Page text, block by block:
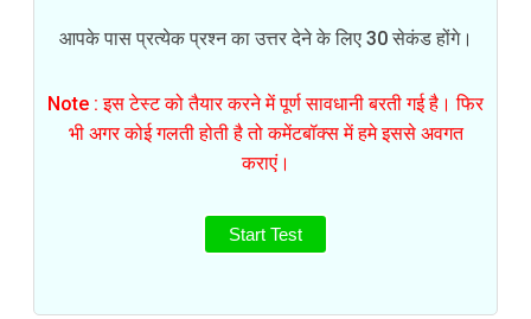
आपके पास प्रत्येक प्रश्न का उत्तर देने के लिए 30 सेकंड होंगे।
Note : इस टेस्ट को तैयार करने में पूर्ण सावधानी बरती गई है। फिर
भी अगर कोई गलती होती है तो कमेंटबॉक्स में हमे इससे अवगत
कराएं।
Start Test